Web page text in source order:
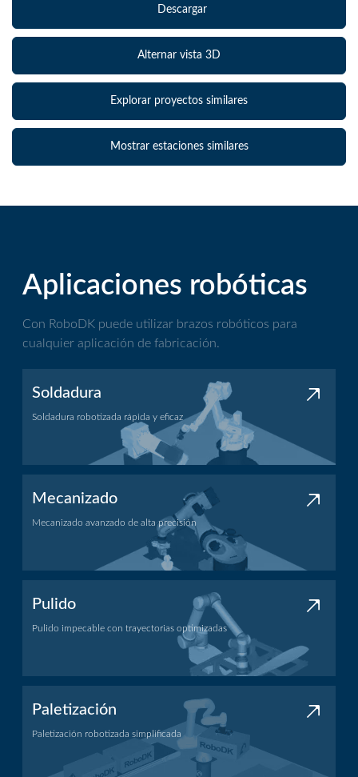
Descargar
Alternar vista 3D
Explorar proyectos similares
Mostrar estaciones similares
Aplicaciones robóticas
Con RoboDK puede utilizar brazos robóticos para
cualquier aplicación de fabricación.
Soldadura
Soldadura robotizada rápida y eficaz
Aplicación de soldadura
Mecanizado
Mecanizado avanzado de alta precisión
Aplicación de mecanizado
Pulido
Pulido impecable con trayectorias optimizadas
Paletización
Paletización robotizada simplificada
Aplicación de paletización